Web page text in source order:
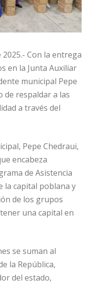
Con la entrega
en la Junta Auxiliar
municipal Pepe
de respaldar a las
a través del
Pepe Chedraui,
encabeza
de Asistencia
la capital poblana y
de los grupos
una capital en
se suman al
la República,
del estado,